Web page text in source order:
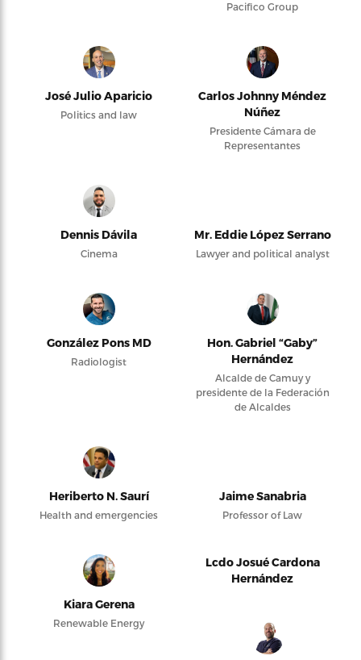
Pacifico Group
José Julio Aparicio
Politics and law
Carlos Johnny Méndez
Núñez
Presidente Cámara de
Representantes
Dennis Dávila
Cinema
Mr. Eddie López Serrano
Lawyer and political analyst
González Pons MD
Radiologist
Hon. Gabriel “Gaby”
Hernández
Alcalde de Camuy y
presidente de la Federación
de Alcaldes
Heriberto N. Saurí
Health and emergencies
Jaime Sanabria
Professor of Law
Kiara Gerena
Renewable Energy
Lcdo Josué Cardona
Hernández